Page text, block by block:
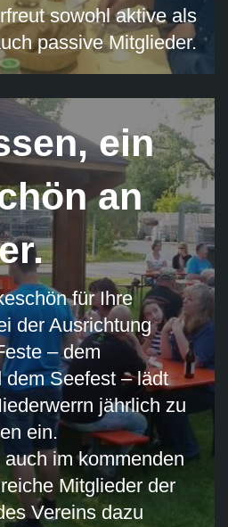
sowohl aktive als
passive Mitglieder.
ein
an
für Ihre
der Ausrichtung
– dem
dem Seefest – lädt
jährlich zu
ein.
im kommenden
Mitglieder der
Vereins dazu